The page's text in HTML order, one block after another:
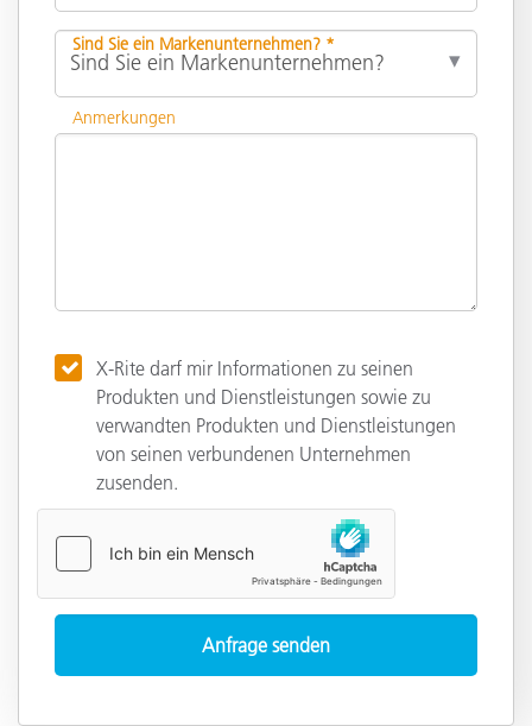
Sind Sie ein Markenunternehmen? *
Anmerkungen
X-Rite darf mir Informationen zu seinen
Produkten und Dienstleistungen sowie zu
verwandten Produkten und Dienstleistungen
von seinen verbundenen Unternehmen
zusenden.